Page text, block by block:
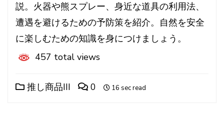
説。火器や熊スプレー、身近な道具の利用法、
遭遇を避けるための予防策を紹介。自然を安全
に楽しむための知識を身につけましょう。
457 total views
推し商品III 0 16 sec read